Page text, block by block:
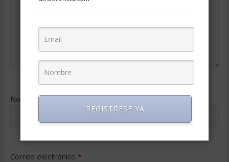
Nombre*
Correo electrónico *
REGISTRESE YA